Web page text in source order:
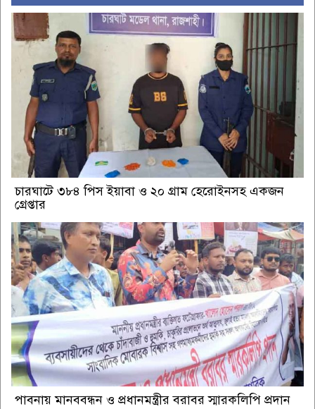
চারঘাটে ৩৮৪ পিস ইয়াবা ও ২০ গ্রাম হেরোইনসহ একজন
গ্রেপ্তার
পাবনায় মানববন্ধন ও প্রধানমন্ত্রীর বরাবর স্মারকলিপি প্রদান